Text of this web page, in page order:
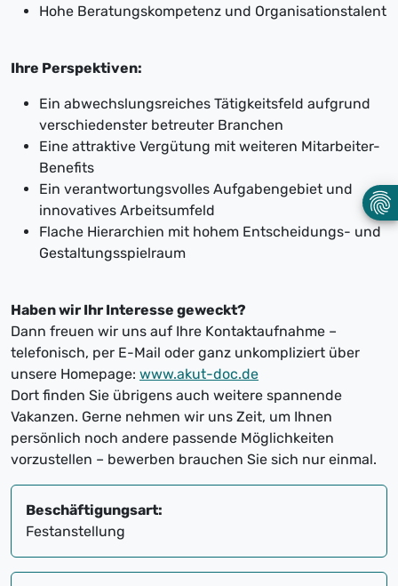
Hohe Beratungskompetenz und Organisationstalent
Ihre Perspektiven:
Ein abwechslungsreiches Tätigkeitsfeld aufgrund
verschiedenster betreuter Branchen
Eine attraktive Vergütung mit weiteren Mitarbeiter-
Benefits
Ein verantwortungsvolles Aufgabengebiet und
innovatives Arbeitsumfeld
Flache Hierarchien mit hohem Entscheidungs- und
Gestaltungsspielraum
Haben wir Ihr Interesse geweckt?
Dann freuen wir uns auf Ihre Kontaktaufnahme –
telefonisch, per E-Mail oder ganz unkompliziert über
unsere Homepage: www.akut-doc.de
Dort finden Sie übrigens auch weitere spannende
Vakanzen. Gerne nehmen wir uns Zeit, um Ihnen
persönlich noch andere passende Möglichkeiten
vorzustellen – bewerben brauchen Sie sich nur einmal.
Beschäftigungsart:
Festanstellung